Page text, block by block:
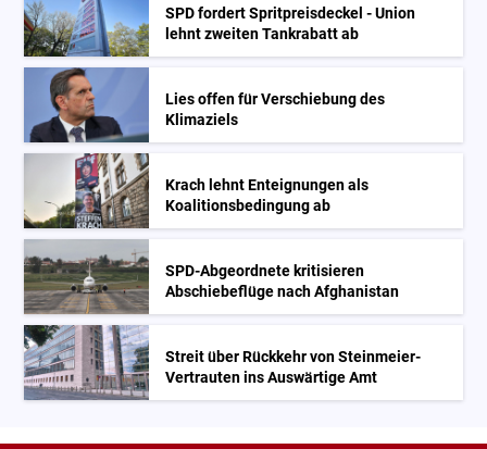
SPD fordert Spritpreisdeckel - Union
lehnt zweiten Tankrabatt ab
Lies offen für Verschiebung des
Klimaziels
Krach lehnt Enteignungen als
Koalitionsbedingung ab
SPD-Abgeordnete kritisieren
Abschiebeflüge nach Afghanistan
Streit über Rückkehr von Steinmeier-
Vertrauten ins Auswärtige Amt